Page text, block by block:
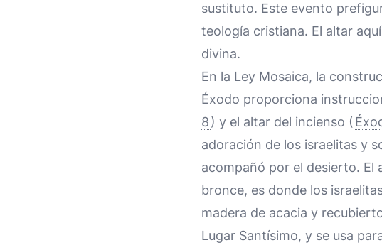
sustituto. Este evento
teología cristiana. El altar
divina.
En la Ley Mosaica, la
Éxodo proporciona
8) y el altar del incienso (
adoración de los israelitas y
acompañó por el desierto. El
bronce, es donde los
madera de acacia y
Lugar Santísimo, y se usa